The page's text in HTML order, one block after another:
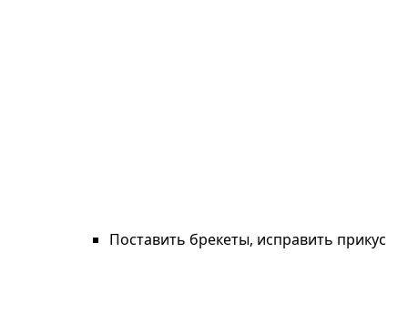
Поставить брекеты, исправить прикус